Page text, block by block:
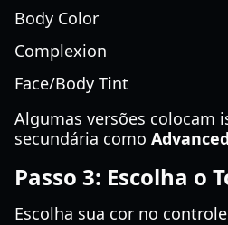
Body Color
Complexion
Face/Body Tint
Algumas versões colocam
secundária como
Passo 3: Escolha o
Escolha sua cor no controle